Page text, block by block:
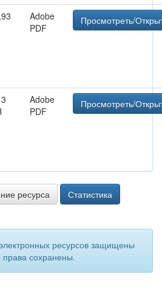
Adobe
PDF
Просмотреть/
Adobe
PDF
Просмотреть/
ресурса Статистика
ресурсов защищены
права сохранены.